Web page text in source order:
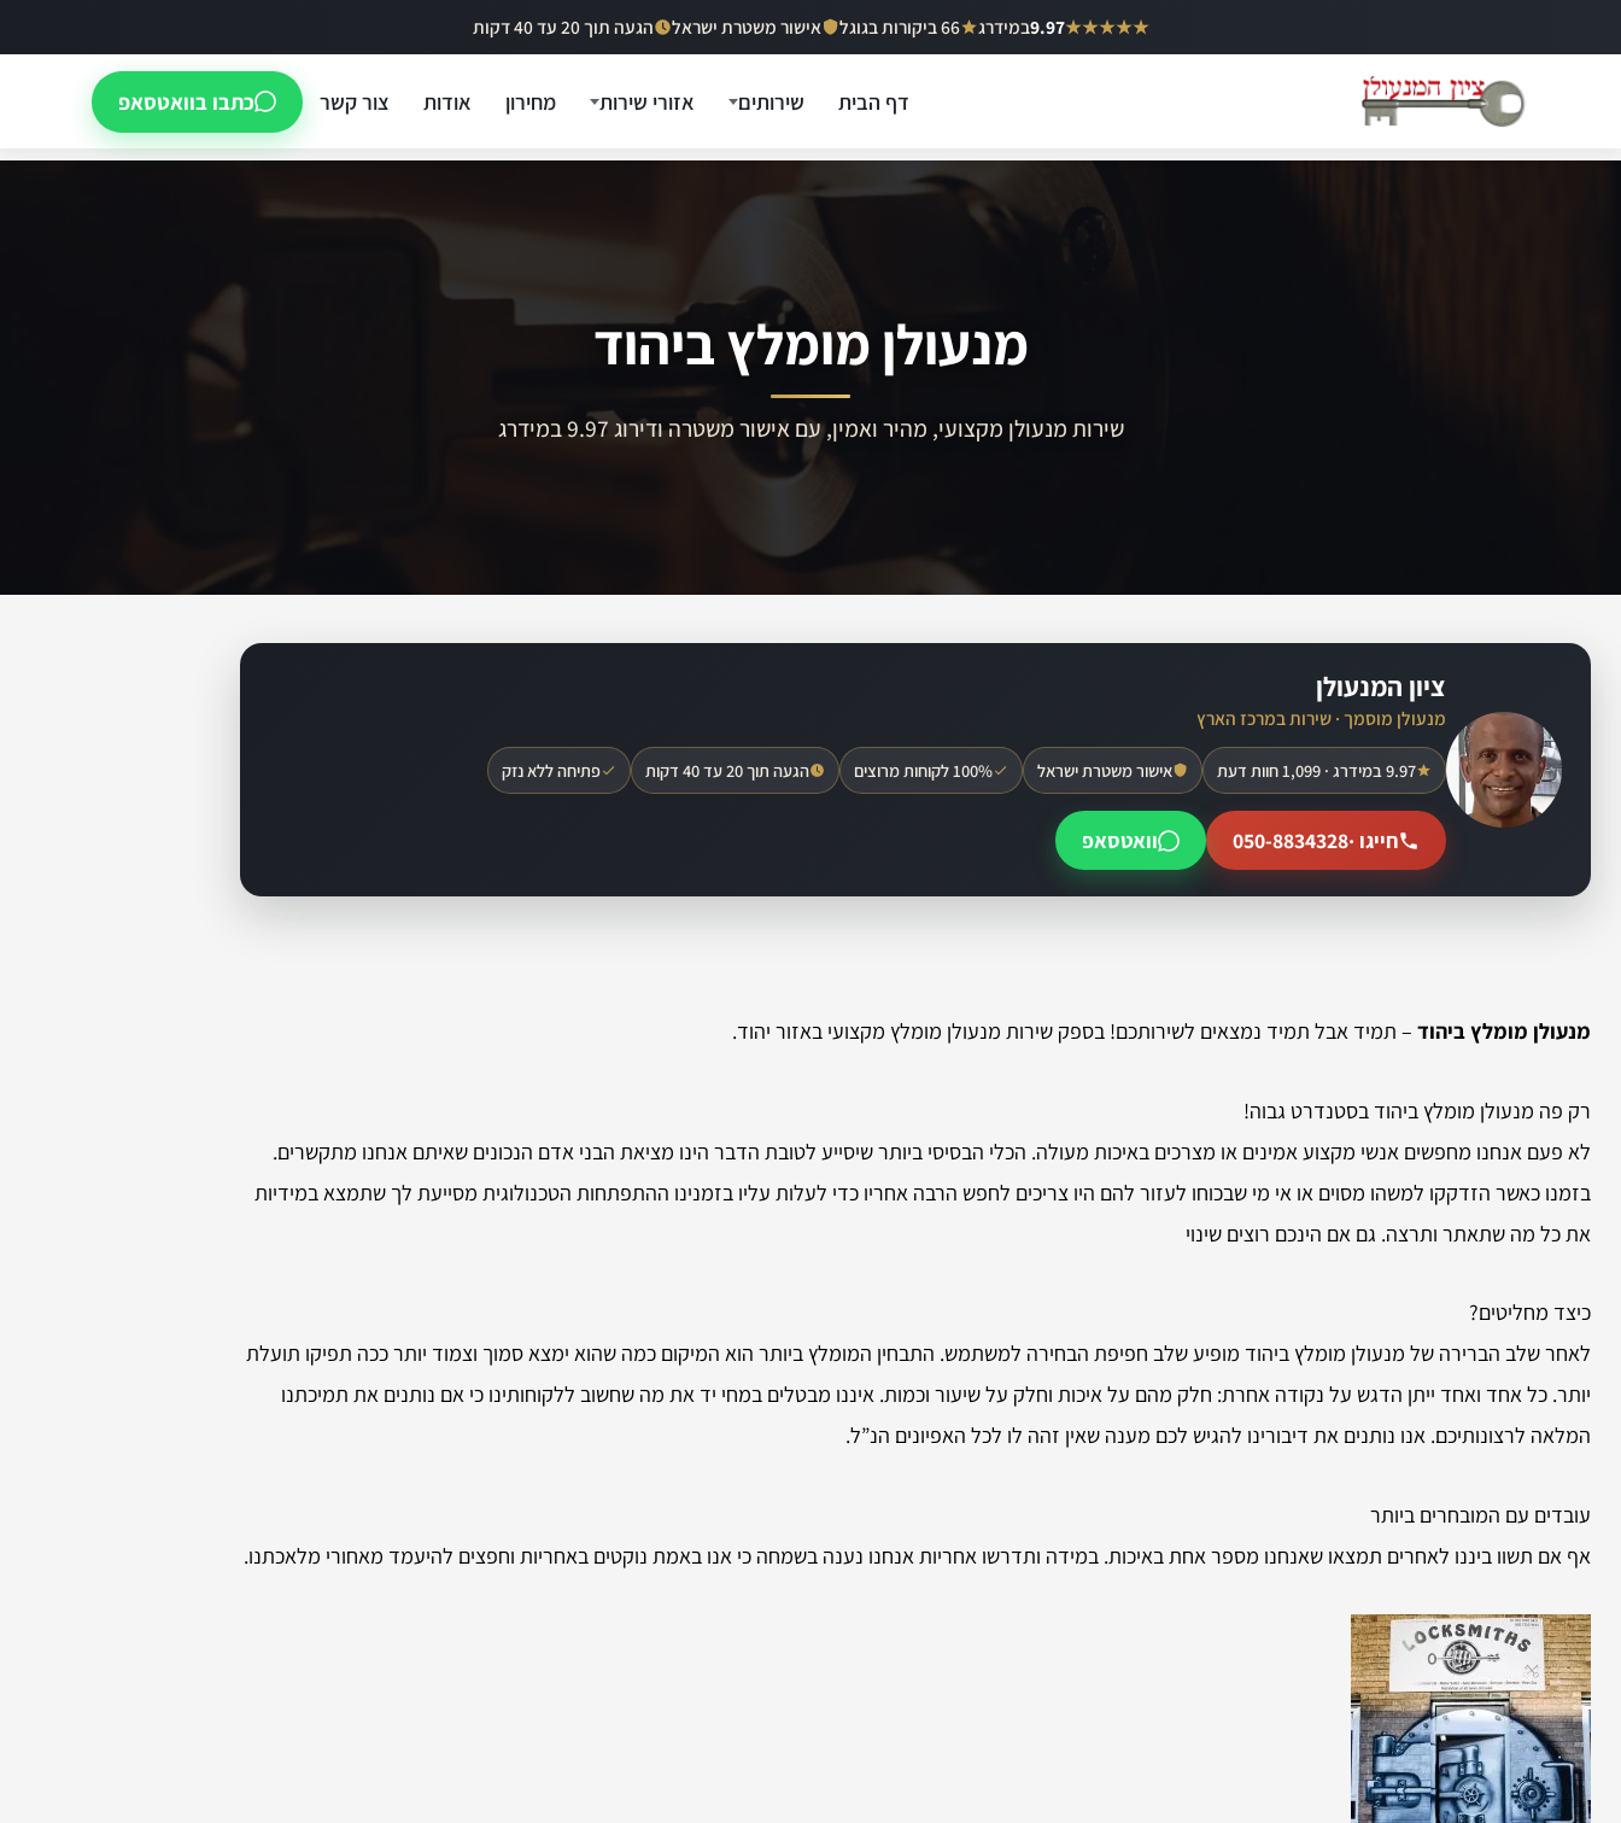
לתוכן
★★★★★
9.97במידרג 66 ביקורות בגוגל אישור משטרת ישראל הגעה תוך 20 עד 40 דקות
דף הבית שירותים אזורי שירות מחירון אודות צור קשר כתבו בוואטסאפ
מנעולן מומלץ ביהוד
שירות מנעולן מקצועי, מהיר ואמין, עם אישור משטרה ודירוג 9.97 במידרג
ציון המנעולן
מנעולן מוסמך · שירות במרכז הארץ
9.97 במידרג · 1,099 חוות דעת אישור משטרת ישראל 100% לקוחות מרוצים הגעה תוך 20 עד 40 דקות פתיחה ללא נזק
חייגו ·050-8834328 וואטסאפ
מנעולן מומלץ ביהוד – תמיד אבל תמיד נמצאים לשירותכם! בספק שירות מנעולן מומלץ מקצועי באזור יהוד.
רק פה מנעולן מומלץ ביהוד בסטנדרט גבוה!
לא פעם אנחנו מחפשים אנשי מקצוע אמינים או מצרכים באיכות מעולה. הכלי הבסיסי ביותר שיסייע לטובת הדבר הינו מציאת הבני אדם הנכונים שאיתם אנחנו מתקשרים.
בזמנו כאשר הזדקקו למשהו מסוים או אי מי שבכוחו לעזור להם היו צריכים לחפש הרבה אחריו כדי לעלות עליו בזמנינו ההתפתחות הטכנולוגית מסייעת לך שתמצא במידיות
את כל מה שתאתר ותרצה. גם אם הינכם רוצים שינוי
כיצד מחליטים?
לאחר שלב הברירה של מנעולן מומלץ ביהוד מופיע שלב חפיפת הבחירה למשתמש. התבחין המומלץ ביותר הוא המיקום כמה שהוא ימצא סמוך וצמוד יותר ככה תפיקו תועלת
יותר. כל אחד ואחד ייתן הדגש על נקודה אחרת: חלק מהם על איכות וחלק על שיעור וכמות. איננו מבטלים במחי יד את מה שחשוב ללקוחותינו כי אם נותנים את תמיכתנו
המלאה לרצונותיכם. אנו נותנים את דיבורינו להגיש לכם מענה שאין זהה לו לכל האפיונים הנ”ל.
עובדים עם המובחרים ביותר
אף אם תשוו ביננו לאחרים תמצאו שאנחנו מספר אחת באיכות. במידה ותדרשו אחריות אנחנו נענה בשמחה כי אנו באמת נוקטים באחריות וחפצים להיעמד מאחורי מלאכתנו.